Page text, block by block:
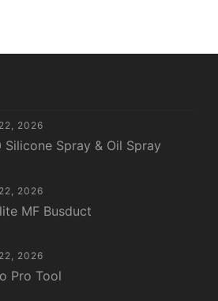
2026
Silicone Spray & Oil Spray
2026
MF Busduct
2026
Pro Tool